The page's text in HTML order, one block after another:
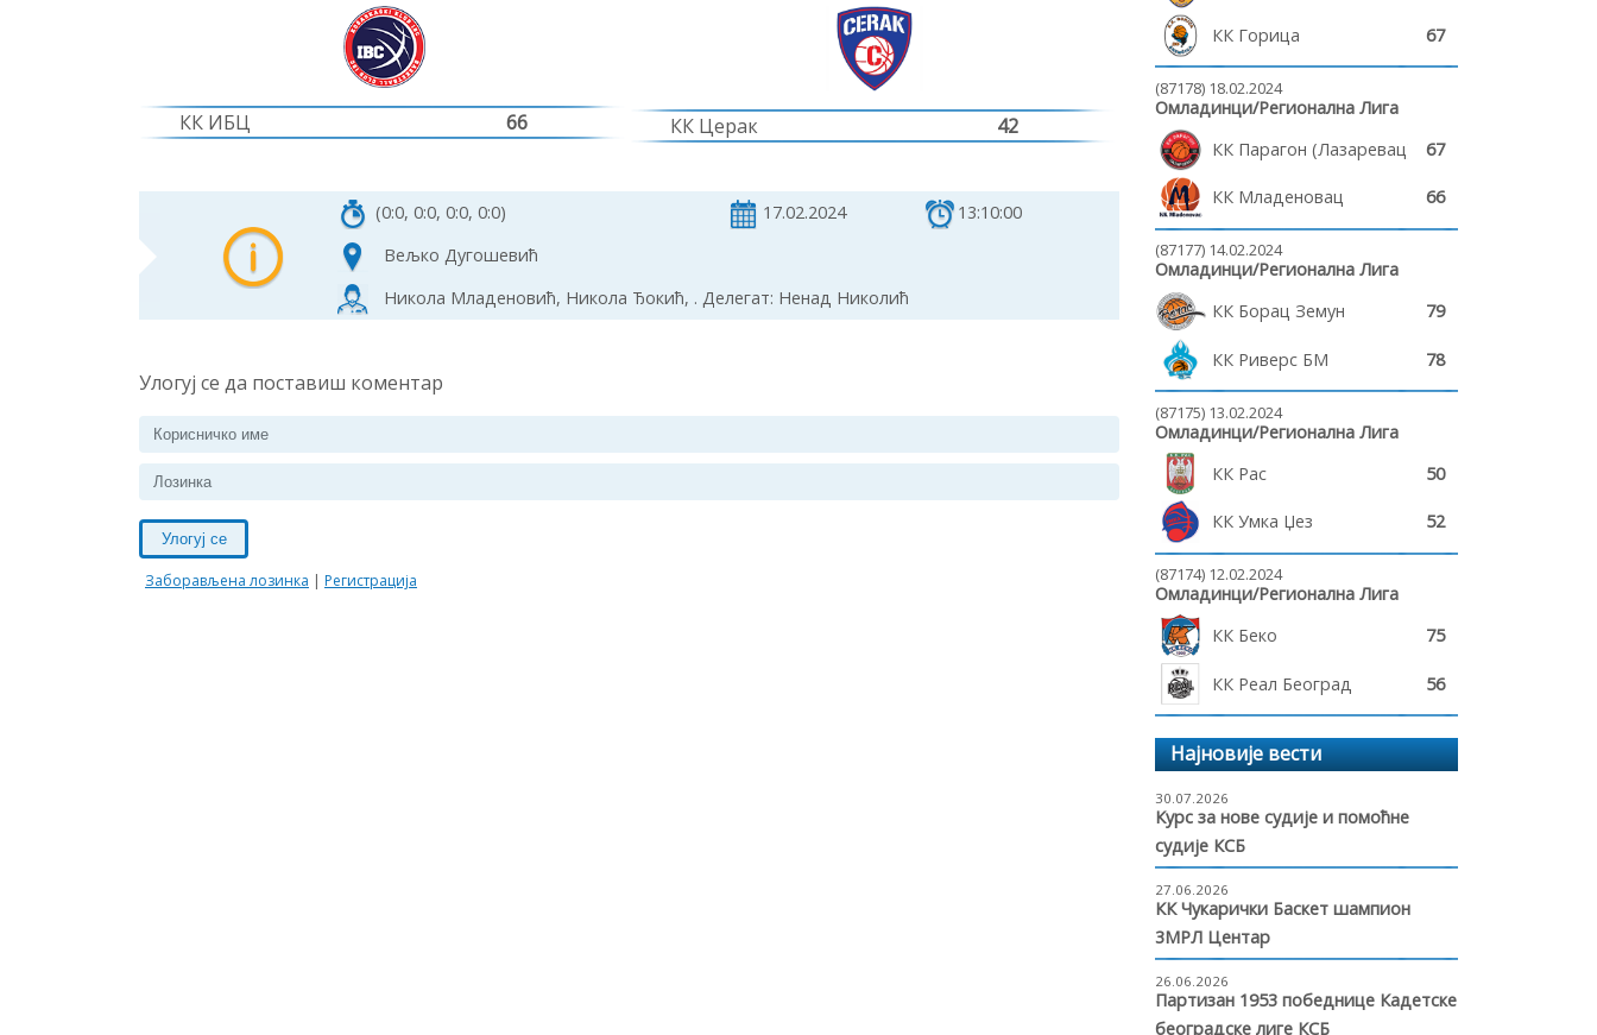
КК ИБЦ 66 КК Церак 42
(0:0, 0:0, 0:0, 0:0) 17.02.2024
13:10:00
Вељко Дугошевић
Никола Младеновић, Никола Ђокић, . Делегат: Ненад Николић
Улогуј се да поставиш коментар
Улогуј се
Заборављена лозинка | Регистрација
КК Горица 67
(87178) 18.02.2024
Омладинци/Регионална Лига
КК Парагон (Лазаревац)
67
КК Младеновац 66
(87177) 14.02.2024
Омладинци/Регионална Лига
КК Борац Земун
79
КК Риверс БМ 78
(87175) 13.02.2024
Омладинци/Регионална Лига
КК Рас
50
КК Умка Џез 52
(87174) 12.02.2024
Омладинци/Регионална Лига
КК Беко
75
КК Реал Београд 56
Најновије вести
30.07.2026
Курс за нове судије и помоћне
судије КСБ
27.06.2026
КК Чукарички Баскет шампион
3МРЛ Центар
26.06.2026
Партизан 1953 победнице Кадетске
београдске лиге КСБ